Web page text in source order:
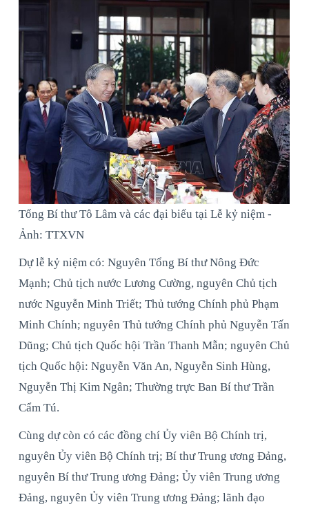
Tổng Bí thư Tô Lâm và các đại biểu tại Lễ kỷ niệm -
Ảnh: TTXVN
Dự lễ kỷ niệm có: Nguyên Tổng Bí thư Nông Đức
Mạnh; Chủ tịch nước Lương Cường, nguyên Chủ tịch
nước Nguyễn Minh Triết; Thủ tướng Chính phủ Phạm
Minh Chính; nguyên Thủ tướng Chính phủ Nguyễn Tấn
Dũng; Chủ tịch Quốc hội Trần Thanh Mẫn; nguyên Chủ
tịch Quốc hội: Nguyễn Văn An, Nguyễn Sinh Hùng,
Nguyễn Thị Kim Ngân; Thường trực Ban Bí thư Trần
Cẩm Tú.
Cùng dự còn có các đồng chí Ủy viên Bộ Chính trị,
nguyên Ủy viên Bộ Chính trị; Bí thư Trung ương Đảng,
nguyên Bí thư Trung ương Đảng; Ủy viên Trung ương
Đảng, nguyên Ủy viên Trung ương Đảng; lãnh đạo